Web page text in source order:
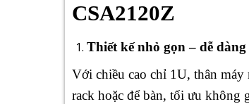
CSA2120Z
Thiết kế nhỏ gọn – dễ
Với chiều cao chỉ 1U, thân máy
rack hoặc để bàn, tối ưu không